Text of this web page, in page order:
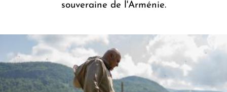
souveraine de l'Arménie.